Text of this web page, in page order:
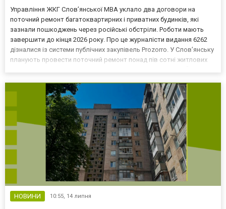
Управління ЖКГ Слов’янської МВА уклало два договори на
поточний ремонт багатоквартирних і приватних будинків, які
зазнали пошкоджень через російські обстріли. Роботи мають
завершити до кінця 2026 року. Про це журналісти видання 6262
дізналися із системи публічних закупівель Prozorro. У Слов’янську
планують провести поточний ремонт понад пів сотні житлових
НОВИНИ 10:55, 14 липня